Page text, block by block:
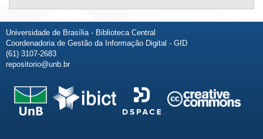
Universidade de Brasília - Biblioteca Central
Coordenadoria de Gestão da Informação Digital - GID
(61) 3107-2683
repositorio@unb.br